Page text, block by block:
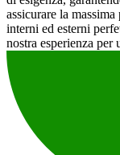
assicurare la
interni ed esterni
nostra esperienza per